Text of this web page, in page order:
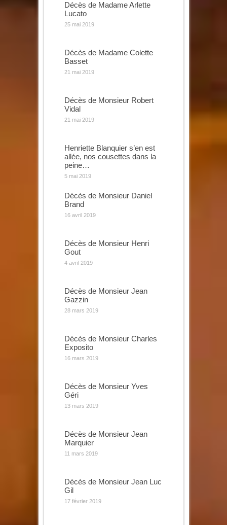
Décès de Madame Arlette
Lucato
25 mai 2019
Décès de Madame Colette
Basset
21 mai 2019
Décès de Monsieur Robert
Vidal
21 mai 2019
Henriette Blanquier s’en est
allée, nos cousettes dans la
peine…
5 mai 2019
Décès de Monsieur Daniel
Brand
16 avril 2019
Décès de Monsieur Henri
Gout
4 avril 2019
Décès de Monsieur Jean
Gazzin
28 mars 2019
Décès de Monsieur Charles
Exposito
16 mars 2019
Décès de Monsieur Yves
Géri
13 mars 2019
Décès de Monsieur Jean
Marquier
11 mars 2019
Décès de Monsieur Jean Luc
Gil
17 février 2019